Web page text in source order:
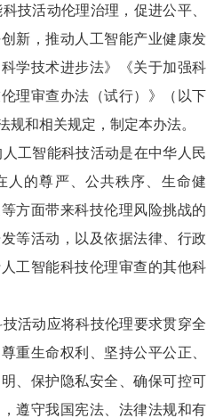
技活动伦理治理，促进公平、
新，推动人工智能产业健康发
学技术进步法》《关于加强科
理审查办法（试行）》（以下
规和相关规定，制定本办法。
工智能科技活动是在中华人民
人的尊严、公共秩序、生命健
方面带来科技伦理风险挑战的
等活动，以及依据法律、行政
工智能科技伦理审查的其他科
活动应将科技伦理要求贯穿全
重生命权利、坚持公平公正、
、保护隐私安全、确保可控可
遵守我国宪法、法律法规和有